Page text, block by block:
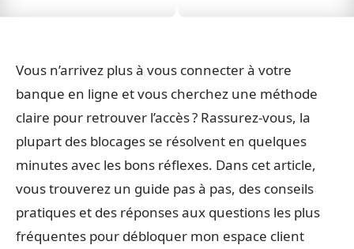
Vous n’arrivez plus à vous connecter à votre
banque en ligne et vous cherchez une méthode
claire pour retrouver l’accès ? Rassurez-vous, la
plupart des blocages se résolvent en quelques
minutes avec les bons réflexes. Dans cet article,
vous trouverez un guide pas à pas, des conseils
pratiques et des réponses aux questions les plus
fréquentes pour débloquer mon espace client